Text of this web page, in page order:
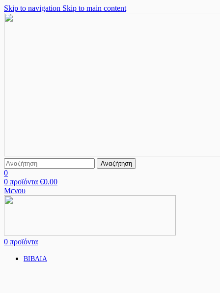
Skip to navigation Skip to main content
Αναζήτηση
0
0 προϊόντα €0.00
Μενου
0 προϊόντα
ΒΙΒΛΙΑ